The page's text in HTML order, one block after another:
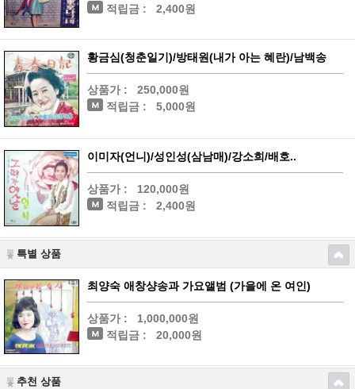
적립금 :
2,400원
황금심(청춘일기)/방태원(내가 아는 혜란)/남백송
상품가 :
250,000원
적립금 :
5,000원
이미자(언니)/성인성(삼남매)/강소희/배호..
상품가 :
120,000원
적립금 :
2,400원
특별 상품
최양숙 애창샹송과 가요앨범 (가을에 온 여인)
상품가 :
1,000,000원
적립금 :
20,000원
추천 상품